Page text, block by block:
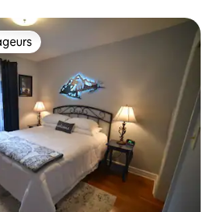
les plus appréciés